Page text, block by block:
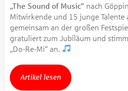
„The Sound of Music“ nach
Mitwirkende und 15 junge Talente
gemeinsam an der großen
gratuliert zum Jubiläum und
„Do-Re-Mi“ an.
Artikel lesen